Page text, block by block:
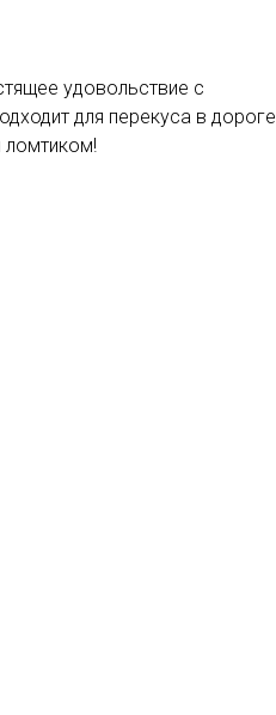
удовольствие с
для перекуса в дороге
ломтиком!